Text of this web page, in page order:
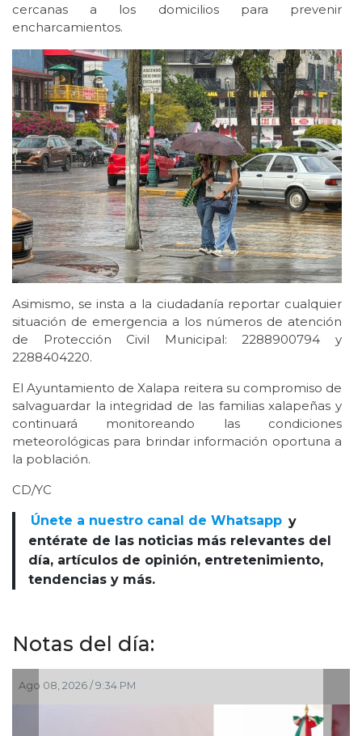
cercanas a los domicilios para prevenir
encharcamientos.
Asimismo, se insta a la ciudadanía reportar cualquier
situación de emergencia a los números de atención
de Protección Civil Municipal: 2288900794 y
2288404220.
El Ayuntamiento de Xalapa reitera su compromiso de
salvaguardar la integridad de las familias xalapeñas y
continuará monitoreando las condiciones
meteorológicas para brindar información oportuna a
la población.
CD/YC
Únete a nuestro canal de Whatsapp y
entérate de las noticias más relevantes del
día, artículos de opinión, entretenimiento,
tendencias y más.
Notas del día:
Ago 05, 2026 / 8:55 PM